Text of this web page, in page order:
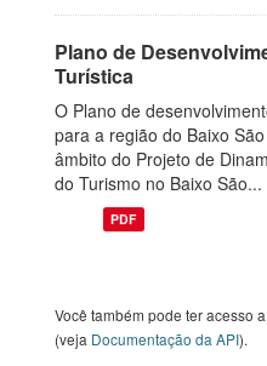
Plano de
Turística
O Plano de
para a região do Baixo
âmbito do Projeto de
do Turismo no Baixo São...
PDF
Você também pode ter acesso
(veja Documentação da API).